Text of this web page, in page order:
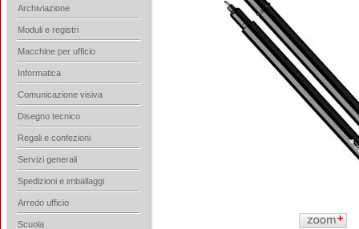
Archiviazione
Moduli e registri
Macchine per ufficio
Informatica
Comunicazione visiva
Disegno tecnico
Regali e confezioni
Servizi generali
Spedizioni e imballaggi
Arredo ufficio
Scuola